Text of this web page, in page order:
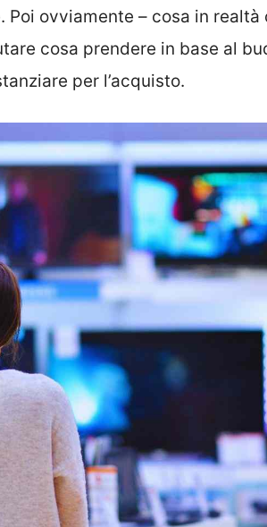
Poi ovviamente – cosa in realtà
cosa prendere in base al
per l’acquisto.